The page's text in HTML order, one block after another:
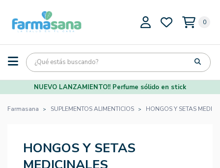
0
NUEVO LANZAMIENTO!! Perfume sólido en stick
Farmasana SUPLEMENTOS ALIMENTICIOS HONGOS Y SETAS
HONGOS Y SETAS